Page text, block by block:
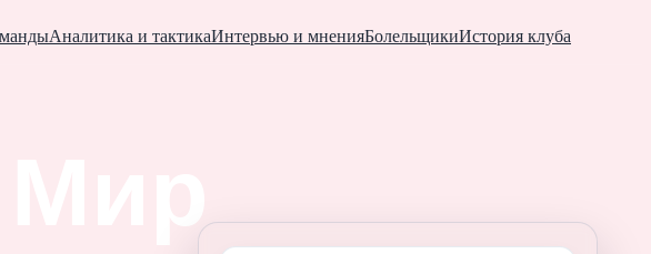
Аналитика и тактикаИнтервью и мненияБолельщикиИстория клуба